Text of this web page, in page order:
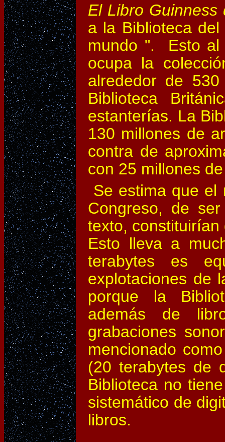
El Libro Guinness
a la Biblioteca
mundo ". Esto al
ocupa la
alrededor de
Biblioteca
estanterías. La
130 millones de
contra de
con 25 millones
Se estima que el
Congreso, de
texto,
Esto lleva a
terabytes es
explotaciones de
porque la
además de
grabaciones
mencionado
(20 terabytes de
Biblioteca no
sistemático de
libros.